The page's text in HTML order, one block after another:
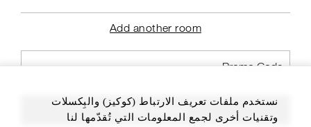
Add another room
FIND ROOMS
نستخدم ملفات تعريف الارتباط (كوكيز) والبِكسلات
وتقنيات أخرى لجمع المعلومات التي تُقدّمها لنا